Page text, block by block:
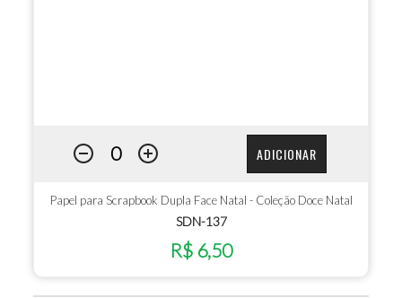
ADICIONAR
Papel para Scrapbook Dupla Face Natal - Coleção Doce Natal
SDN-137
R$ 6,50